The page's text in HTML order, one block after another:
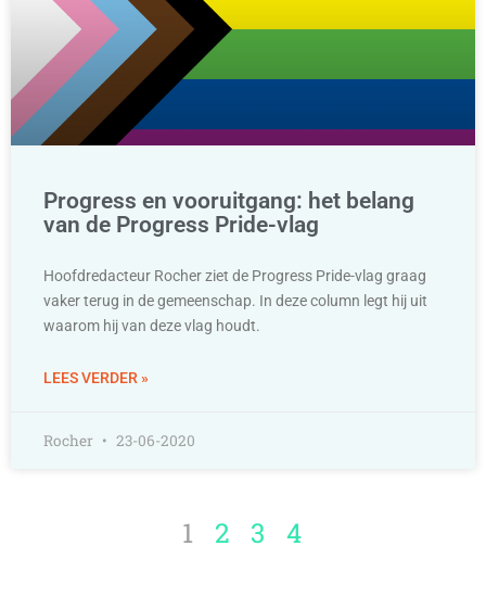
Progress en vooruitgang: het belang
van de Progress Pride-vlag
Hoofdredacteur Rocher ziet de Progress Pride-vlag graag
vaker terug in de gemeenschap. In deze column legt hij uit
waarom hij van deze vlag houdt.
LEES VERDER »
Rocher 23-06-2020
1 2 3 4